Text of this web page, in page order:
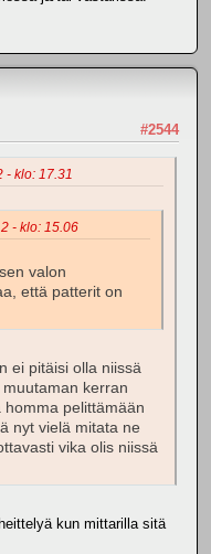
#2544
- klo: 17.31
- klo: 15.06
valon
että patterit on
ei pitäisi olla niissä
kerran
pelittämään
nyt vielä mitata ne
vika olis niissä
kun mittarilla sitä